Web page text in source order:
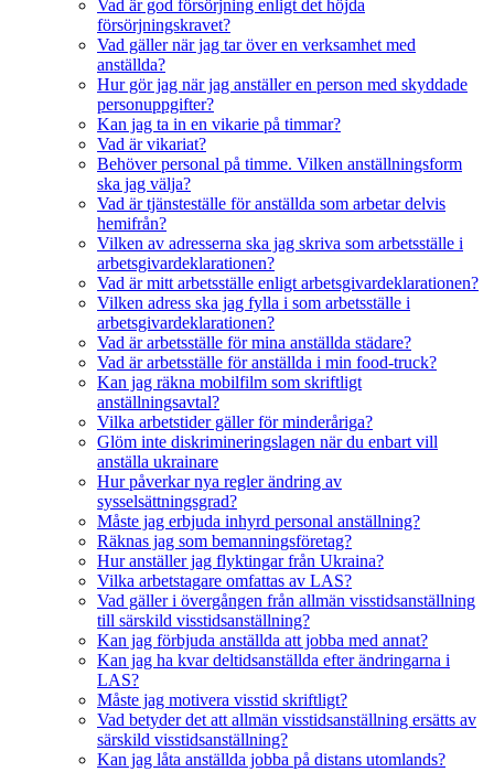
Vad är god försörjning enligt det höjda
försörjningskravet?
Vad gäller när jag tar över en verksamhet med
anställda?
Hur gör jag när jag anställer en person med skyddade
personuppgifter?
Kan jag ta in en vikarie på timmar?
Vad är vikariat?
Behöver personal på timme. Vilken anställningsform
ska jag välja?
Vad är tjänsteställe för anställda som arbetar delvis
hemifrån?
Vilken av adresserna ska jag skriva som arbetsställe i
arbetsgivardeklarationen?
Vad är mitt arbetsställe enligt arbetsgivardeklarationen?
Vilken adress ska jag fylla i som arbetsställe i
arbetsgivardeklarationen?
Vad är arbetsställe för mina anställda städare?
Vad är arbetsställe för anställda i min food-truck?
Kan jag räkna mobilfilm som skriftligt
anställningsavtal?
Vilka arbetstider gäller för minderåriga?
Glöm inte diskrimineringslagen när du enbart vill
anställa ukrainare
Hur påverkar nya regler ändring av
sysselsättningsgrad?
Måste jag erbjuda inhyrd personal anställning?
Räknas jag som bemanningsföretag?
Hur anställer jag flyktingar från Ukraina?
Vilka arbetstagare omfattas av LAS?
Vad gäller i övergången från allmän visstidsanställning
till särskild visstidsanställning?
Kan jag förbjuda anställda att jobba med annat?
Kan jag ha kvar deltidsanställda efter ändringarna i
LAS?
Måste jag motivera visstid skriftligt?
Vad betyder det att allmän visstidsanställning ersätts av
särskild visstidsanställning?
Kan jag låta anställda jobba på distans utomlands?